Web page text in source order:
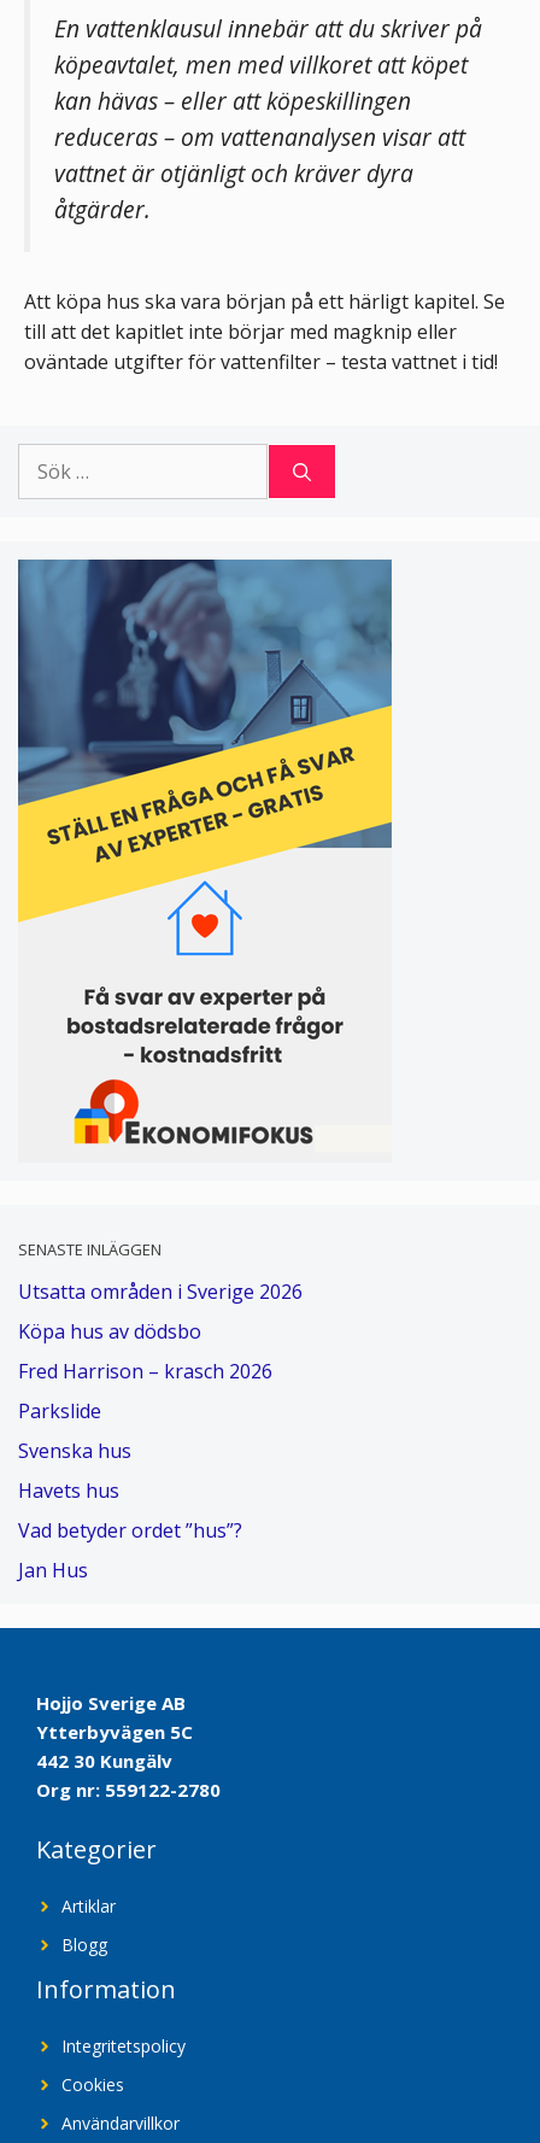
En vattenklausul innebär att du skriver på
köpeavtalet, men med villkoret att köpet
kan hävas – eller att köpeskillingen
reduceras – om vattenanalysen visar att
vattnet är otjänligt och kräver dyra
åtgärder.
Att köpa hus ska vara början på ett härligt kapitel. Se
till att det kapitlet inte börjar med magknip eller
oväntade utgifter för vattenfilter – testa vattnet i tid!
efter:
SENASTE INLÄGGEN
Utsatta områden i Sverige 2026
Köpa hus av dödsbo
Fred Harrison – krasch 2026
Parkslide
Svenska hus
Havets hus
Vad betyder ordet ”hus”?
Jan Hus
Hojjo Sverige AB
Ytterbyvägen 5C
442 30 Kungälv
Org nr: 559122-2780
Kategorier
Artiklar
Blogg
Information
Integritetspolicy
Cookies
Användarvillkor